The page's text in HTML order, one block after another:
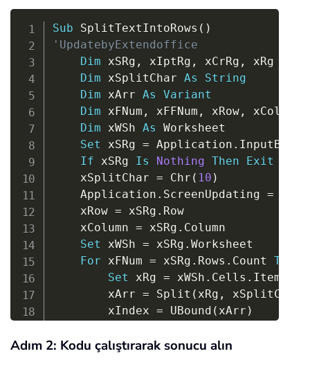
Sub SplitTextIntoRows ( )
'UpdatebyExtendoffice
Dim xSRg , xIptRg , xCrRg , xRg
Dim xSplitChar As
String
Dim xArr As
Variant
Dim xFNum , xFFNum , xRow, xColumn
Dim xWSh As Worksheet
Set xSRg = Application . InputBox
If xSRg Is Nothing Then Exit
    xSplitChar
= Chr ( 10 )
    Application
. ScreenUpdating =
    xRow
= xSRg . Row
    xColumn
= xSRg . Column
Set xWSh = xSRg . Worksheet
For xFNum = xSRg . Rows . Count To
Set xRg = xWSh . Cells . Item
        xArr
= Split ( xRg , xSplitChar
        xIndex
= UBound ( xArr )
            xRg
. EntireRow.
Adım 2: Kodu çalıştırarak sonucu alın